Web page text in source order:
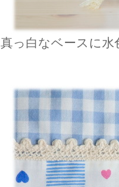
真っ白なベースに